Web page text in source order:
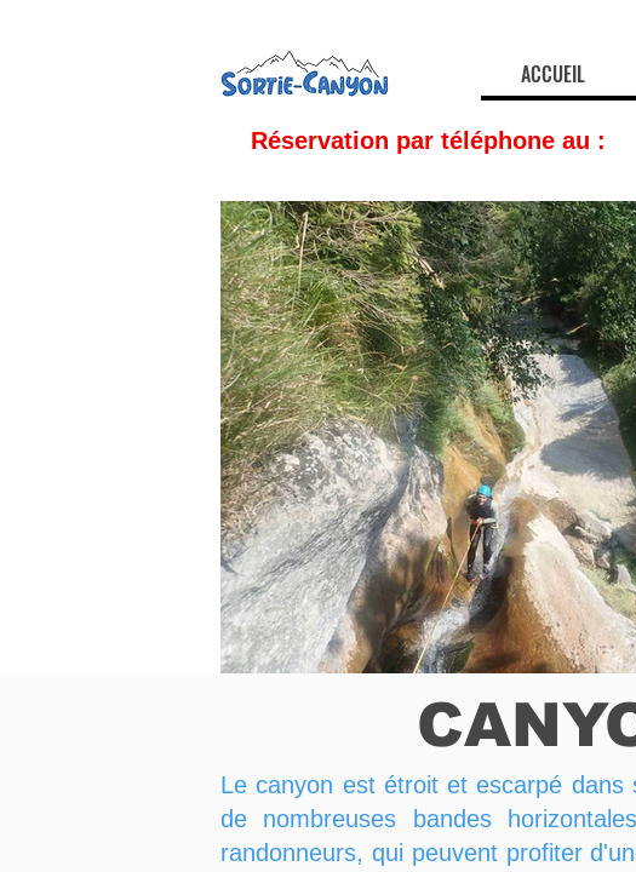
ACCUEIL
Réservation par téléphone au :
Le canyon est étroit et escarpé
de nombreuses bandes
randonneurs, qui peuvent profiter